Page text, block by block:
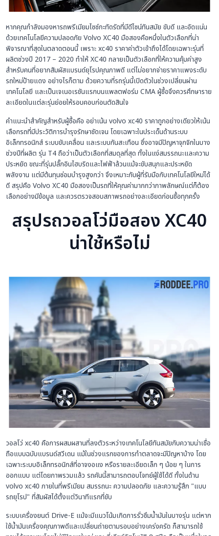
หากคุณกำลังมองหารถพรีเมียมไซซ์กะทัดรัดที่มีดีไซน์ทันสมัย ขับดี และอัดแน่น
ด้วยเทคโนโลยีความปลอดภัย Volvo XC40 มือสองคือหนึ่งในตัวเลือกที่น่า
พิจารณาที่สุดในตลาดตอนนี้ เพราะ xc40 ราคาค่าตัวเข้าถึงได้โดยเฉพาะรุ่นที่
ผลิตช่วงปี 2017 – 2020 ทำให้ XC40 กลายเป็นตัวเลือกที่ให้ความคุ้มค่าสูง
สำหรับคนที่อยากสัมผัสแบรนด์ยุโรปคุณภาพดี แต่ไม่อยากจ่ายราคาแพงระดับ
รถใหม่ป้ายแดง อย่างไรก็ตาม ด้วยความที่รถรุ่นนี้เปิดตัวในช่วงเปลี่ยนผ่าน
เทคโนโลยี และเป็นเจเนอเรชันแรกบนแพลตฟอร์ม CMA ผู้ซื้อจึงควรศึกษาราย
ละเอียดในแต่ละรุ่นย่อยให้รอบคอบก่อนตัดสินใจ
คำแนะนำสำคัญสำหรับผู้ซื้อคือ อย่าเน้น volvo xc40 ราคาถูกอย่างเดียวให้เน้น
เลือกรถที่มีประวัติการบำรุงรักษาชัดเจน โดยเฉพาะในประเด็นด้านระบบ
อิเล็กทรอนิกส์ ระบบขับเคลื่อน และระบบกันสะเทือน ซึ่งอาจมีปัญหาจุกจิกในบาง
ช่วงปีที่ผลิต รุ่น T4 ถือว่าเป็นตัวเลือกที่สมดุลที่สุด ทั้งในแง่สมรรถนะและความ
ประหยัด ขณะที่รุ่นปลั๊กอินไฮบริดและไฟฟ้าล้วนแม้จะขับสนุกและประหยัด
พลังงาน แต่มีต้นทุนซ่อมบำรุงสูงกว่า จึงเหมาะกับผู้ที่รับมือกับเทคโนโลยีใหม่ได้
ดี สรุปคือ Volvo XC40 มือสองเป็นรถที่ให้คุณค่ามากกว่าภาพลักษณ์แต่ก็ต้อง
เลือกอย่างมีข้อมูล และควรตรวจสอบสภาพรถอย่างละเอียดก่อนซื้อทุกครั้ง
สรุปรถวอลโว่มือสอง XC40
น่าใช้หรือไม่
วอลโว่ xc40 คือการผสมผสานที่ลงตัวระหว่างเทคโนโลยีทันสมัยกับความน่าเชื่อ
ถือแบบฉบับแบรนด์สวีเดน แม้ในช่วงแรกของการทำตลาดจะมีปัญหาบ้าง โดย
เฉพาะระบบอิเล็กทรอนิกส์ที่อาจงอแง หรือรายละเอียดเล็ก ๆ น้อย ๆ ในการ
ออกแบบ แต่โดยภาพรวมแล้ว รถคันนี้สามารถตอบโจทย์ผู้ใช้ได้ดี ทั้งในด้าน
volvo xc40 ภายในที่พรีเมียม สมรรถนะ ความปลอดภัย และความรู้สึก "แบบ
รถยุโรป" ที่สัมผัสได้ตั้งแต่วินาทีแรกที่ขับ
ระบบเครื่องยนต์ Drive-E แม้จะมีแนวโน้มเกิดการรั่วซึมน้ำมันในบางรุ่น แต่หาก
ใช้น้ำมันเครื่องคุณภาพดีและเปลี่ยนถ่ายตามรอบอย่างเคร่งครัด ก็สามารถใช้